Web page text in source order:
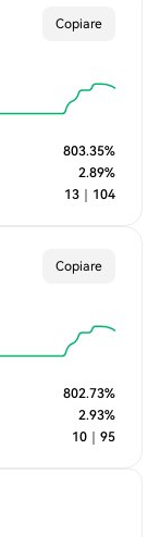
Copiare
803.35%
2.89%
13 104
Copiare
802.73%
2.93%
10 95